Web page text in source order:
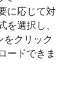
に応じて対
を選択し、
をクリック
ードできま